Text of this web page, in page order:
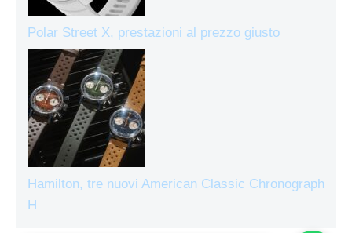
Polar Street X, prestazioni al prezzo giusto
Hamilton, tre nuovi American Classic Chronograph
H